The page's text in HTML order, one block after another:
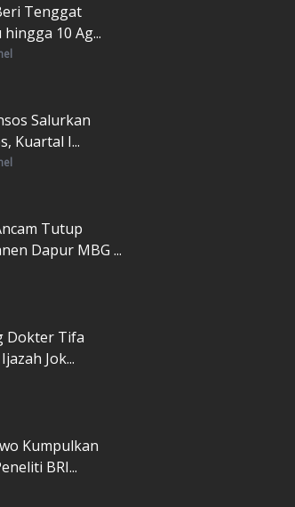
Tenggat
10 Ag...
Salurkan
Kuartal I...
Tutup
Dapur MBG ...
Dokter Tifa
Jok...
Kumpulkan
BRI...